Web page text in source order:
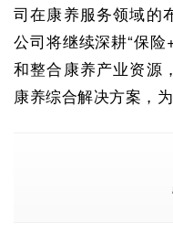
司在康养服务领域的
公司将继续深耕“保
和整合康养产业资源
康养综合解决方案，